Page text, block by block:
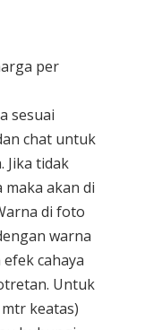
per
sesuai
chat untuk
Jika tidak
akan di
di foto
warna
cahaya
Untuk
keatas)